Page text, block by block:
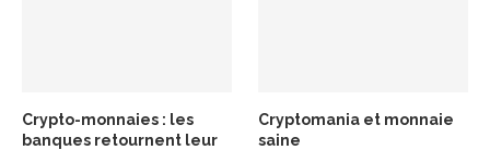
Crypto-monnaies : les
banques retournent leur
Cryptomania et monnaie
saine